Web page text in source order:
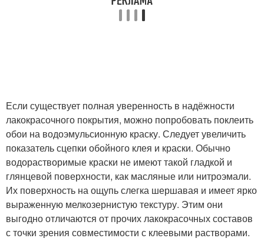
Если существует полная уверенность в надёжности
лакокрасочного покрытия, можно попробовать поклеить
обои на водоэмульсионную краску. Следует увеличить
показатель сцепки обойного клея и краски. Обычно
водорастворимые краски не имеют такой гладкой и
глянцевой поверхности, как масляные или нитроэмали.
Их поверхность на ощупь слегка шершавая и имеет ярко
выраженную мелкозернистую текстуру. Этим они
выгодно отличаются от прочих лакокрасочных составов
с точки зрения совместимости с клеевыми растворами.